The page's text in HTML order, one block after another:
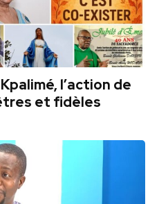
l’action de
et fidèles